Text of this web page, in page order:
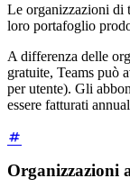
Le organizzazioni di
loro portafoglio
A differenza delle
gratuite, Teams può
per utente). Gli
essere fatturati
Organizzazioni